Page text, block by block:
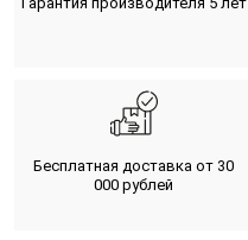
Бесплатная доставка от 30
000 рублей